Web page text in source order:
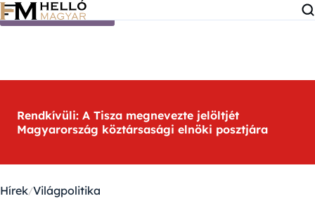
Ugrás a tartalomra
Rendkívüli: A Tisza megnevezte jelöltjét
Magyarország köztársasági elnöki posztjára
Hírek Világpolitika